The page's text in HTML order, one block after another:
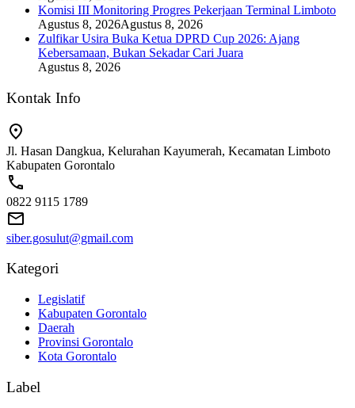
Komisi III Monitoring Progres Pekerjaan Terminal Limboto
Agustus 8, 2026Agustus 8, 2026
Zulfikar Usira Buka Ketua DPRD Cup 2026: Ajang
Kebersamaan, Bukan Sekadar Cari Juara
Agustus 8, 2026
Kontak Info
Jl. Hasan Dangkua, Kelurahan Kayumerah, Kecamatan Limboto
Kabupaten Gorontalo
0822 9115 1789
siber.gosulut@gmail.com
Kategori
Legislatif
Kabupaten Gorontalo
Daerah
Provinsi Gorontalo
Kota Gorontalo
Label